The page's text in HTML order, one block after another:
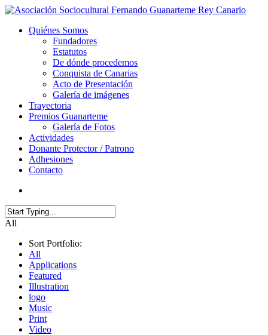
Quiénes Somos
Fundadores
Estatutos
De dónde procedemos
Conquista de Canarias
Acto de Presentación
Galería de imágenes
Trayectoria
Premios Guanarteme
Galería de Fotos
Actividades
Donante Protector / Patrono
Adhesiones
Contacto
All
Sort Portfolio:
All
Applications
Featured
Illustration
logo
Music
Print
Video